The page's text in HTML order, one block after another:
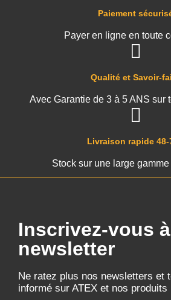
Livraison rapide 48-
Stock sur une large
Qualité et Savoir-
Avec Garantie de 3 à 5 ANS sur
Paiement
Payer en ligne en toute
Inscrivez-vous
newsletter
Ne ratez plus nos newsletters et
informé sur ATEX et nos produits